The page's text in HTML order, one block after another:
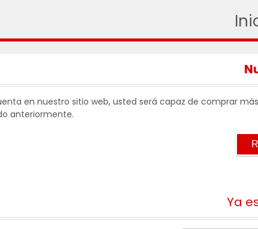
en nuestro sitio web, usted será capaz de comprar
anteriormente.
Ya